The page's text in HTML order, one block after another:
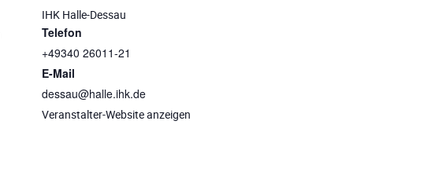
IHK Halle-Dessau
Telefon
+49340 26011-21
E-Mail
dessau@halle.ihk.de
Veranstalter-Website anzeigen